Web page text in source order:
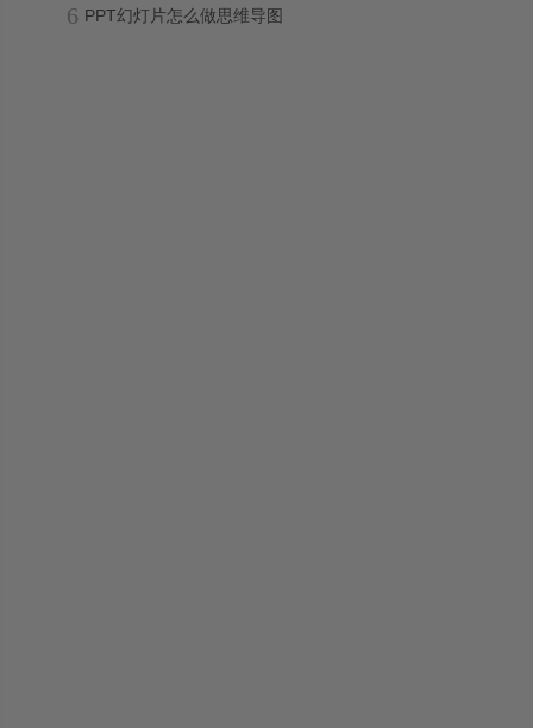
6 PPT幻灯片怎么做思维导图